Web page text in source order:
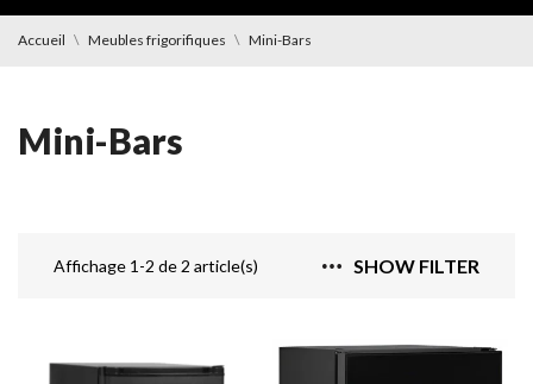
Accueil Meubles frigorifiques Mini-Bars
Mini-Bars
SHOW FILTER
Affichage 1-2 de 2 article(s)